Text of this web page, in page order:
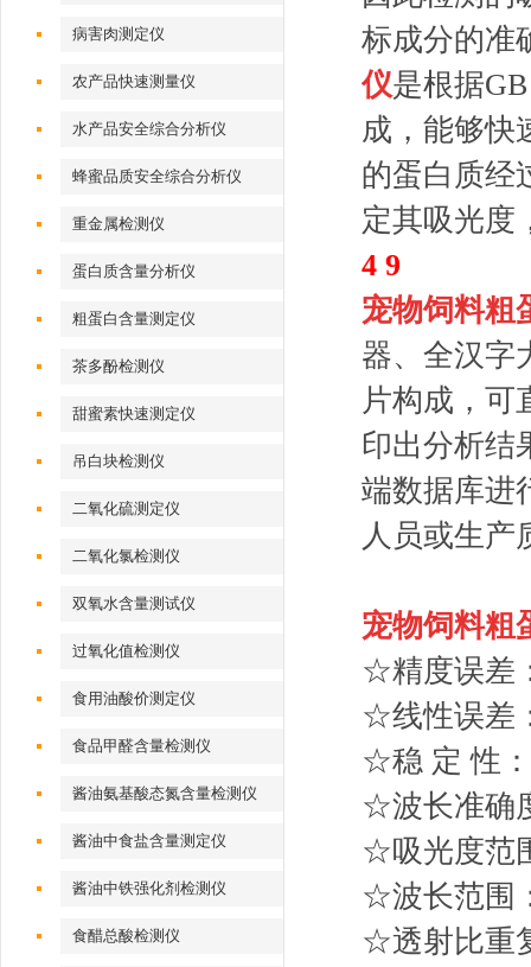
病害肉测定仪
农产品快速测量仪
水产品安全综合分析仪
蜂蜜品质安全综合分析仪
重金属检测仪
蛋白质含量分析仪
粗蛋白含量测定仪
茶多酚检测仪
甜蜜素快速测定仪
吊白块检测仪
二氧化硫测定仪
二氧化氯检测仪
双氧水含量测试仪
过氧化值检测仪
食用油酸价测定仪
食品甲醛含量检测仪
酱油氨基酸态氮含量检测仪
酱油中食盐含量测定仪
酱油中铁强化剂检测仪
食醋总酸检测仪
标成分的准
仪是根据
成，能够快
的蛋白质经
定其吸光度
4 9
宠物饲料粗
器、全汉字
片构成，可
印出分析结
端数据库进
人员或生产
宠物饲料粗
☆精度误差
☆线性误差
☆稳 定 性
☆波长准确
☆吸光度范
☆波长范围
☆透射比重